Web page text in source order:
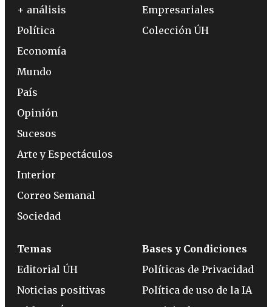
+ análisis
Política
Economía
Mundo
País
Opinión
Sucesos
Arte y Espectáculos
Interior
Correo Semanal
Sociedad
Empresariales
Colección ÚH
Temas
Editorial ÚH
Noticias positivas
Bases y Condiciones
Políticas de Privacidad
Política de uso de la IA